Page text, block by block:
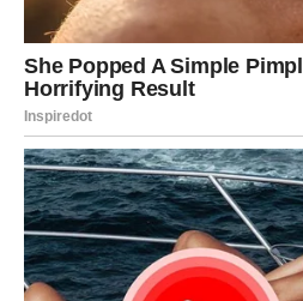
Najviše razloga za uzbuđenje
Vodolije
, ali svaki znak dobija
koja mu može uljepšati
Ponekad prava ljubav ne kasni.
stiže tačno onda kada smo
otvorite srce, jer ono što dolazi
ljepše nego što ste zamišljali.